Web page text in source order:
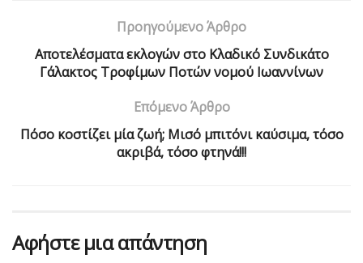
Προηγούμενο Άρθρο
Αποτελέσματα εκλογών στο Κλαδικό Συνδικάτο
Γάλακτος Τροφίμων Ποτών νομού Ιωαννίνων
Επόμενο Άρθρο
Πόσο κοστίζει μία ζωή; Mισό μπιτόνι καύσιμα, τόσο
ακριβά, τόσο φτηνά!!!
Αφήστε μια απάντηση